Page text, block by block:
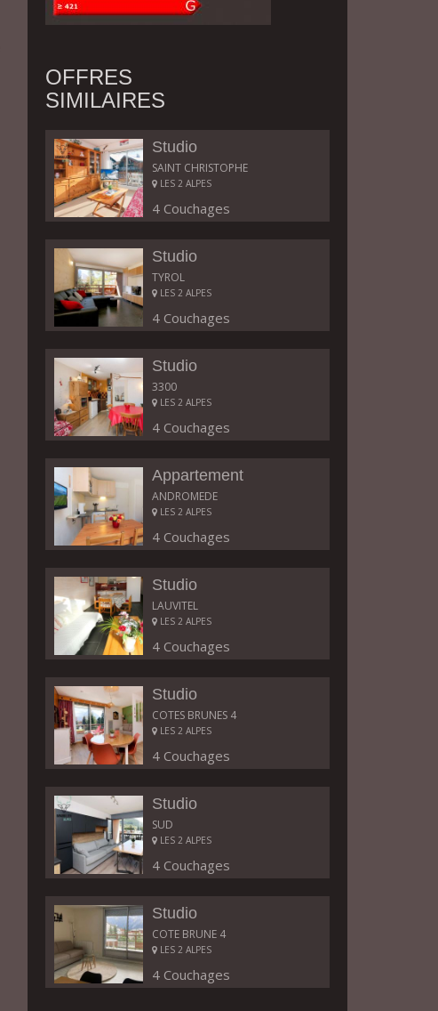
OFFRES
SIMILAIRES
Studio
SAINT CHRISTOPHE
LES 2 ALPES
4 Couchages
Studio
TYROL
LES 2 ALPES
4 Couchages
Studio
3300
LES 2 ALPES
4 Couchages
Appartement
ANDROMEDE
LES 2 ALPES
4 Couchages
Studio
LAUVITEL
LES 2 ALPES
4 Couchages
Studio
COTES BRUNES 4
LES 2 ALPES
4 Couchages
Studio
SUD
LES 2 ALPES
4 Couchages
Studio
COTE BRUNE 4
LES 2 ALPES
4 Couchages